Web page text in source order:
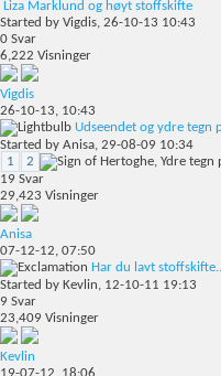
Liza Marklund og høyt stoffskifte
Started by Vigdis, 26-10-13 10:43
0 Svar
6,222 Visninger
Vigdis
26-10-13, 10:43
Udseendet og ydre tegn
Started by Anisa, 29-08-09 10:34
1
2
19 Svar
29,423 Visninger
Anisa
07-12-12, 07:50
Har du lavt
Started by Kevlin, 12-10-11 19:13
9 Svar
23,409 Visninger
Kevlin